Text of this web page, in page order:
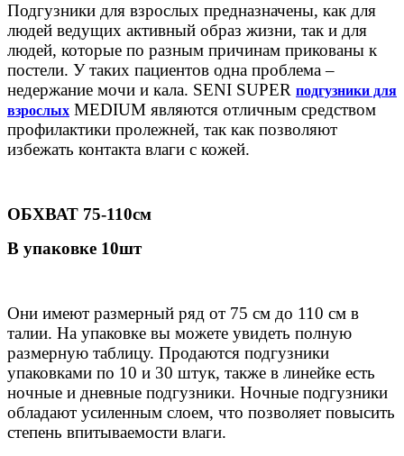
Подгузники для взрослых предназначены, как для
людей ведущих активный образ жизни, так и для
людей, которые по разным причинам прикованы к
постели. У таких пациентов одна проблема –
недержание мочи и кала. SENI SUPER подгузники для
взрослых MEDIUM являются отличным средством
профилактики пролежней, так как позволяют
избежать контакта влаги с кожей.
ОБХВАТ 75-110см
В упаковке 10шт
Они имеют размерный ряд от 75 см до 110 см в
талии. На упаковке вы можете увидеть полную
размерную таблицу. Продаются подгузники
упаковками по 10 и 30 штук, также в линейке есть
ночные и дневные подгузники. Ночные подгузники
обладают усиленным слоем, что позволяет повысить
степень впитываемости влаги.